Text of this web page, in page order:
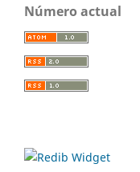
Número actual